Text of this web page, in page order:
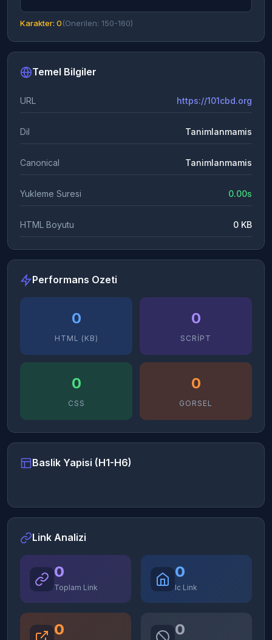
Karakter: 0(Onerilen: 150-160)
Temel Bilgiler
URL https://101cbd.org
Dil Tanimlanmamis
Canonical Tanimlanmamis
Yukleme Suresi 0.00s
HTML Boyutu 0 KB
Performans Ozeti
0
HTML (KB)
0
SCRIPT
0
CSS
0
GORSEL
Baslik Yapisi (H1-H6)
Link Analizi
0
Toplam Link
0
Ic Link
0 0